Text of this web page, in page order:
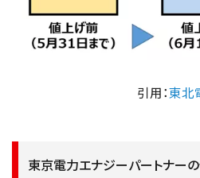
引用：東北
東京電力エナジーパートナー